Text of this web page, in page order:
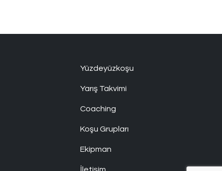
Yüzdeyüzkoşu
Yarış Takvimi
Coaching
Koşu Grupları
Ekipman